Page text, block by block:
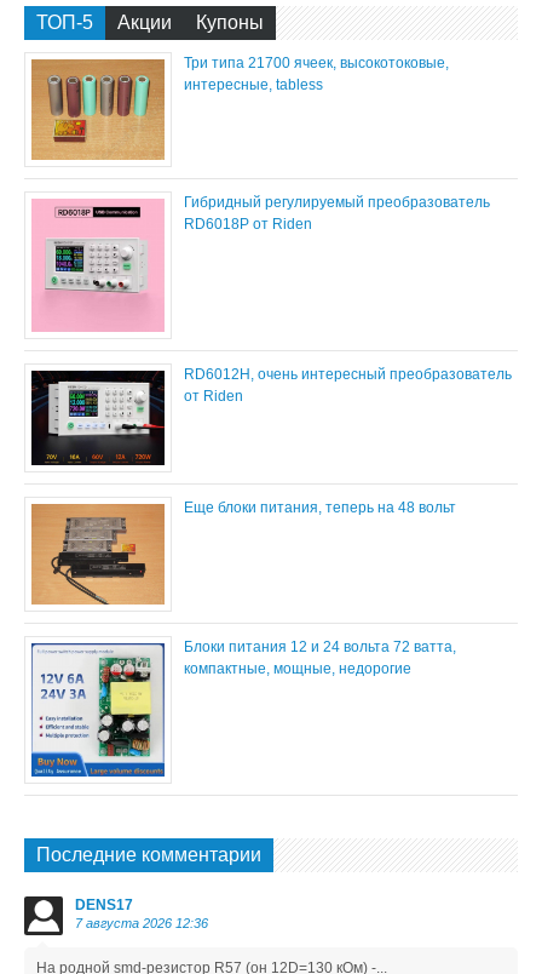
ТОП-5 Акции Купоны
Три типа 21700 ячеек, высокотоковые,
интересные, tabless
Гибридный регулируемый преобразователь
RD6018P от Riden
RD6012H, очень интересный преобразователь
от Riden
Еще блоки питания, теперь на 48 вольт
Блоки питания 12 и 24 вольта 72 ватта,
компактные, мощные, недорогие
Последние комментарии
DENS17
7 августа 2026 12:36
На родной smd-резистор R57 (он 12D=130 кОм) -...